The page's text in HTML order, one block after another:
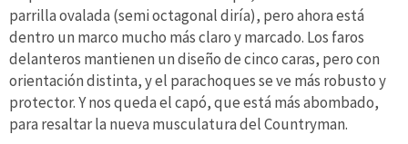
parrilla ovalada (semi octagonal diría), pero ahora está
dentro un marco mucho más claro y marcado. Los faros
delanteros mantienen un diseño de cinco caras, pero con
orientación distinta, y el parachoques se ve más robusto y
protector. Y nos queda el capó, que está más abombado,
para resaltar la nueva musculatura del Countryman.